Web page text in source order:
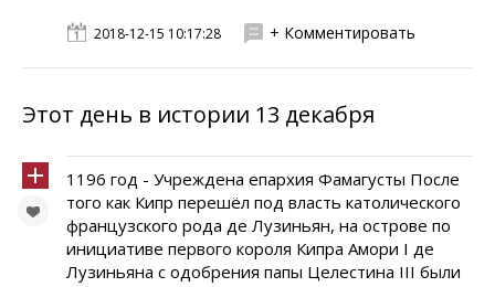
2018-12-15 10:17:28 + Комментировать
Этот день в истории 13 декабря
1196 год - Учреждена епархия Фамагусты После
того как Кипр перешёл под власть католического
французского рода де Лузиньян, на острове по
инициативе первого короля Кипра Амори I де
Лузиньяна с одобрения папы Целестина III были